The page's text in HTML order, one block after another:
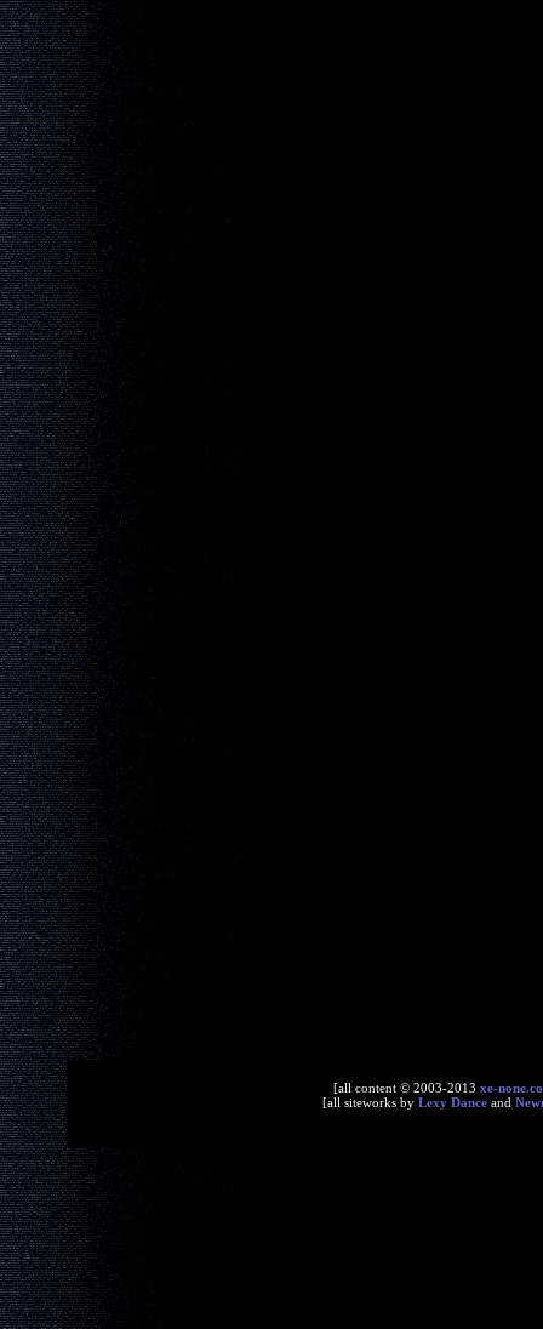
[all content © 2003-2013 xe-
[all siteworks by Lexy Danceand